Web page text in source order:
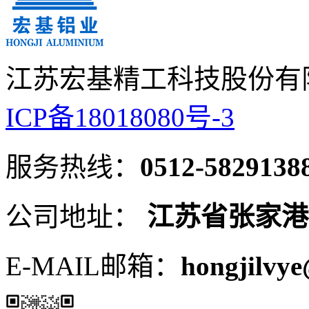
江苏宏基精工科技股份
ICP备18018080号-3
服务热线： 0512-
公司地址：
江苏省张家
E-MAIL邮箱：